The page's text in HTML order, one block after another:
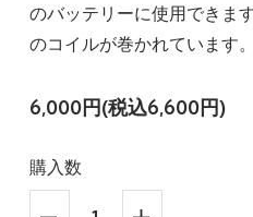
のバッテリーに使用できま
のコイルが巻かれています
6,000円(税込6,600円)
購入数